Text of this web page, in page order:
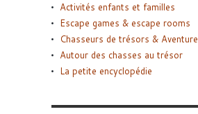
Activités enfants et familles
Escape games & escape rooms
Chasseurs de trésors & Aventure
Autour des chasses au trésor
La petite encyclopédie